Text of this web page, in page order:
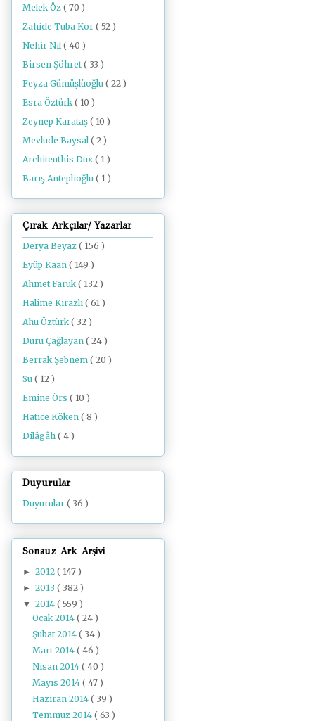
Melek Öz ( 70 )
Zahide Tuba Kor ( 52 )
Nehir Nil ( 40 )
Birsen Şöhret ( 33 )
Feyza Gümüşlüoğlu ( 22 )
Esra Öztürk ( 10 )
Zeynep Karataş ( 10 )
Mevlude Baysal ( 2 )
Architeuthis Dux ( 1 )
Barış Anteplioğlu ( 1 )
Çırak Arkçılar/ Yazarlar
Derya Beyaz ( 156 )
Eyüp Kaan ( 149 )
Ahmet Faruk ( 132 )
Halime Kirazlı ( 61 )
Ahu Öztürk ( 32 )
Duru Çağlayan ( 24 )
Berrak Şebnem ( 20 )
Su ( 12 )
Emine Örs ( 10 )
Hatice Köken ( 8 )
Dilâgâh ( 4 )
Duyurular
Duyurular ( 36 )
Sonsuz Ark Arşivi
► 2012 ( 147 )
► 2013 ( 382 )
▼ 2014 ( 559 )
Ocak 2014( 24 )
Şubat 2014( 34 )
Mart 2014( 46 )
Nisan 2014( 40 )
Mayıs 2014( 47 )
Haziran 2014( 39 )
Temmuz 2014( 63 )